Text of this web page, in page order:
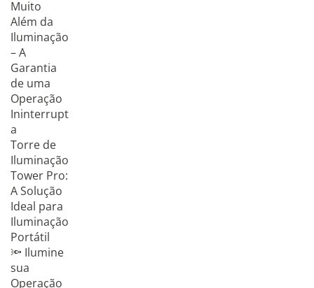
Muito
Além da
Iluminação
– A
Garantia
de uma
Operação
Ininterrupt
a
Torre de
Iluminação
Tower Pro:
A Solução
Ideal para
Iluminação
Portátil
🔦 Ilumine
sua
Operação